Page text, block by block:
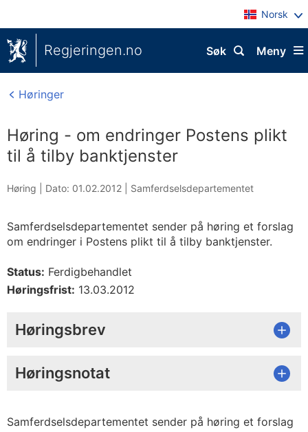
Norsk
Regjeringen.no Meny
Søk
Høringer
Høring - om endringer Postens plikt
til å tilby banktjenster
Høring | Dato: 01.02.2012 Samferdselsdepartementet
Samferdselsdepartementet sender på høring et forslag
om endringer i Postens plikt til å tilby banktjenster.
Status: Ferdigbehandlet
Høringsfrist: 13.03.2012
Høringsbrev
Høringsnotat
Samferdselsdepartementet sender på høring et forslag